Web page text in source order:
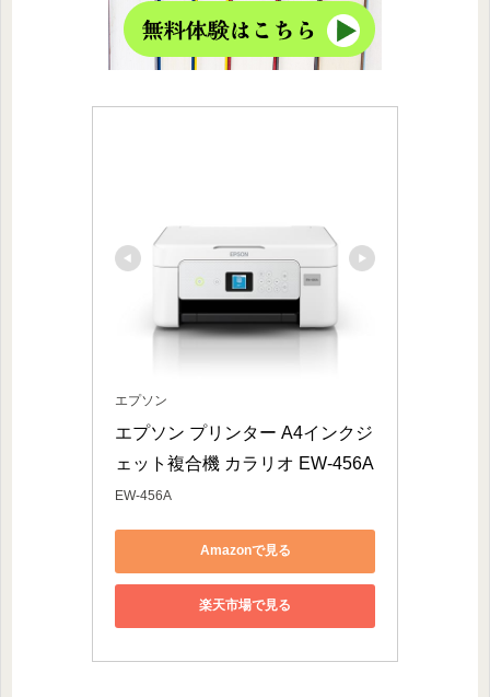
エプソン
エプソン プリンター A4インクジ
ェット複合機 カラリオ EW-456A
EW-456A
Amazonで見る
楽天市場で見る